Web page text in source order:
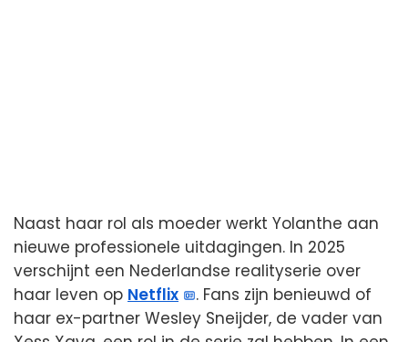
Naast haar rol als moeder werkt Yolanthe aan
nieuwe professionele uitdagingen. In 2025
verschijnt een Nederlandse realityserie over
haar leven op Netflix
. Fans zijn benieuwd of
haar ex-partner Wesley Sneijder, de vader van